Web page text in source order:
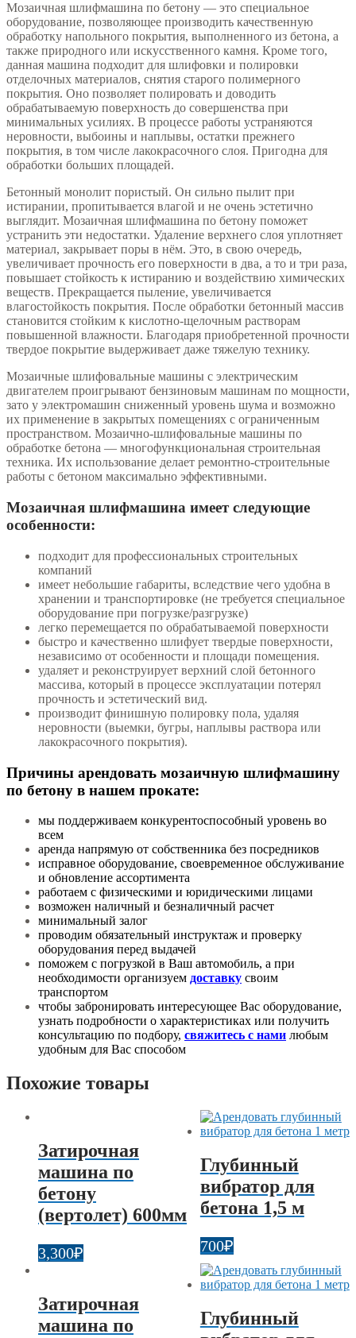
Мозаичная шлифмашина по бетону — это специальное
оборудование, позволяющее производить качественную
обработку напольного покрытия, выполненного из бетона, а
также природного или искусственного камня. Кроме того,
данная машина подходит для шлифовки и полировки
отделочных материалов, снятия старого полимерного
покрытия. Оно позволяет полировать и доводить
обрабатываемую поверхность до совершенства при
минимальных усилиях. В процессе работы устраняются
неровности, выбоины и наплывы, остатки прежнего
покрытия, в том числе лакокрасочного слоя. Пригодна для
обработки больших площадей.
Бетонный монолит пористый. Он сильно пылит при
истирании, пропитывается влагой и не очень эстетично
выглядит. Мозаичная шлифмашина по бетону поможет
устранить эти недостатки. Удаление верхнего слоя уплотняет
материал, закрывает поры в нём. Это, в свою очередь,
увеличивает прочность его поверхности в два, а то и три раза,
повышает стойкость к истиранию и воздействию химических
веществ. Прекращается пыление, увеличивается
влагостойкость покрытия. После обработки бетонный массив
становится стойким к кислотно-щелочным растворам
повышенной влажности. Благодаря приобретенной прочности
твердое покрытие выдерживает даже тяжелую технику.
Мозаичные шлифовальные машины с электрическим
двигателем проигрывают бензиновым машинам по мощности,
зато у электромашин сниженный уровень шума и возможно
их применение в закрытых помещениях с ограниченным
пространством. Мозаично-шлифовальные машины по
обработке бетона — многофункциональная строительная
техника. Их использование делает ремонтно-строительные
работы с бетоном максимально эффективными.
Мозаичная шлифмашина имеет следующие
особенности:
подходит для профессиональных строительных
компаний
имеет небольшие габариты, вследствие чего удобна в
хранении и транспортировке (не требуется специальное
оборудование при погрузке/разгрузке)
легко перемещается по обрабатываемой поверхности
быстро и качественно шлифует твердые поверхности,
независимо от особенности и площади помещения.
удаляет и реконструирует верхний слой бетонного
массива, который в процессе эксплуатации потерял
прочность и эстетический вид.
производит финишную полировку пола, удаляя
неровности (выемки, бугры, наплывы раствора или
лакокрасочного покрытия).
Причины арендовать мозаичную шлифмашину
по бетону в нашем прокате:
мы поддерживаем конкурентоспособный уровень во
всем
аренда напрямую от собственника без посредников
исправное оборудование, своевременное обслуживание
и обновление ассортимента
работаем с физическими и юридическими лицами
возможен наличный и безналичный расчет
минимальный залог
проводим обязательный инструктаж и проверку
оборудования перед выдачей
поможем с погрузкой в Ваш автомобиль, а при
необходимости организуем доставку своим
транспортом
чтобы забронировать интересующее Вас оборудование,
узнать подробности о характеристиках или получить
консультацию по подбору, свяжитесь с нами любым
удобным для Вас способом
Похожие товары
Затирочная
машина по
бетону
(вертолет) 600мм
3,300₽
Глубинный
вибратор для
бетона 1,5 м
700₽
Затирочная
машина по
Глубинный